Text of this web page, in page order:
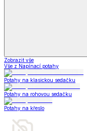
Zobrazit vše
Vše z Napínací potahy
Potahy na klasickou sedačku
Potahy na rohovou sedačku
Potahy na křeslo